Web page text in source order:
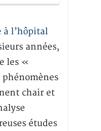
à l’hôpital
années,
les «
chair et
études